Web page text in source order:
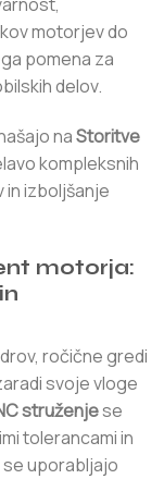
motorjev do
pomena za
delov.
naStoritve
kompleksnih
in izboljšanje
motorja:
ročične gredi
svoje vloge
struženjese
tolerancami in
uporabljajo